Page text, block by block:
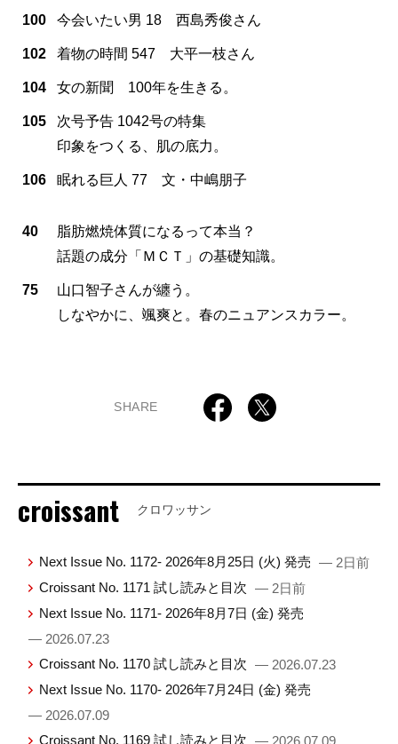
100 今会いたい男 18 西島秀俊さん
102 着物の時間 547 大平一枝さん
104 女の新聞 100年を生きる。
105
次号予告 1042号の特集
印象をつくる、肌の底力。
106 眠れる巨人 77 文・中嶋朋子
40
脂肪燃焼体質になるって本当？
話題の成分「ＭＣＴ」の基礎知識。
75
山口智子さんが纏う。
しなやかに、颯爽と。春のニュアンスカラー。
SHARE
croissant クロワッサン
Next Issue No. 1172- 2026年8月25日 (火) 発売 — 2日前
Croissant No. 1171 試し読みと目次 — 2日前
Next Issue No. 1171- 2026年8月7日 (金) 発売
— 2026.07.23
Croissant No. 1170 試し読みと目次 — 2026.07.23
Next Issue No. 1170- 2026年7月24日 (金) 発売
— 2026.07.09
Croissant No. 1169 試し読みと目次